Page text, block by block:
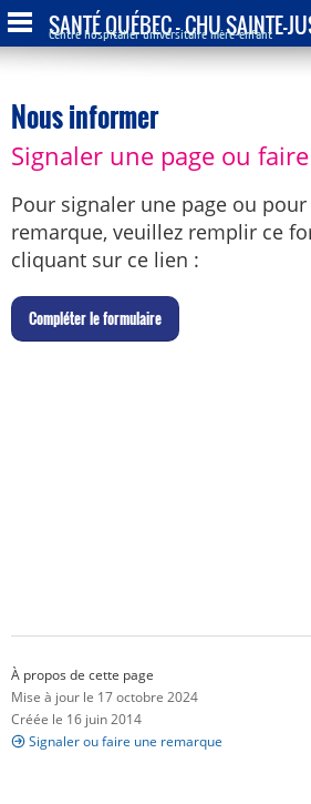
SANTÉ QUÉBEC - CHU SAINTE-
Centre hospitalier universitaire mère-enfant
Nous informer
Signaler une page ou
Pour signaler une page ou
remarque, veuillez remplir ce
cliquant sur ce lien :
Compléter le formulaire
À propos de cette page
Mise à jour le 17 octobre 2024
Créée le 16 juin 2014
Signaler ou faire une remarque